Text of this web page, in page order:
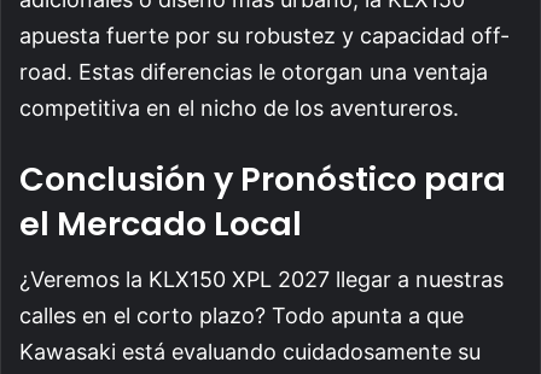
apuesta fuerte por su robustez y capacidad off-
road. Estas diferencias le otorgan una ventaja
competitiva en el nicho de los aventureros.
Conclusión y Pronóstico para
el Mercado Local
¿Veremos la KLX150 XPL 2027 llegar a nuestras
calles en el corto plazo? Todo apunta a que
Kawasaki está evaluando cuidadosamente su